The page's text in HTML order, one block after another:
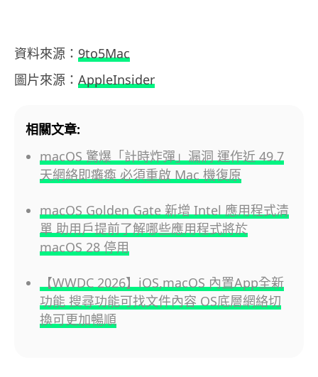
資料來源： 9to5Mac
圖片來源： AppleInsider
相關文章:
macOS 驚爆「計時炸彈」漏洞 運作近 49.7
天網絡即癱瘓 必須重啟 Mac 機復原
macOS Golden Gate 新增 Intel 應用程式清
單 助用戶提前了解哪些應用程式將於
macOS 28 停用
【WWDC 2026】iOS,macOS 內置App全新
功能 搜尋功能可找文件內容 OS底層網絡切
換可更加暢順